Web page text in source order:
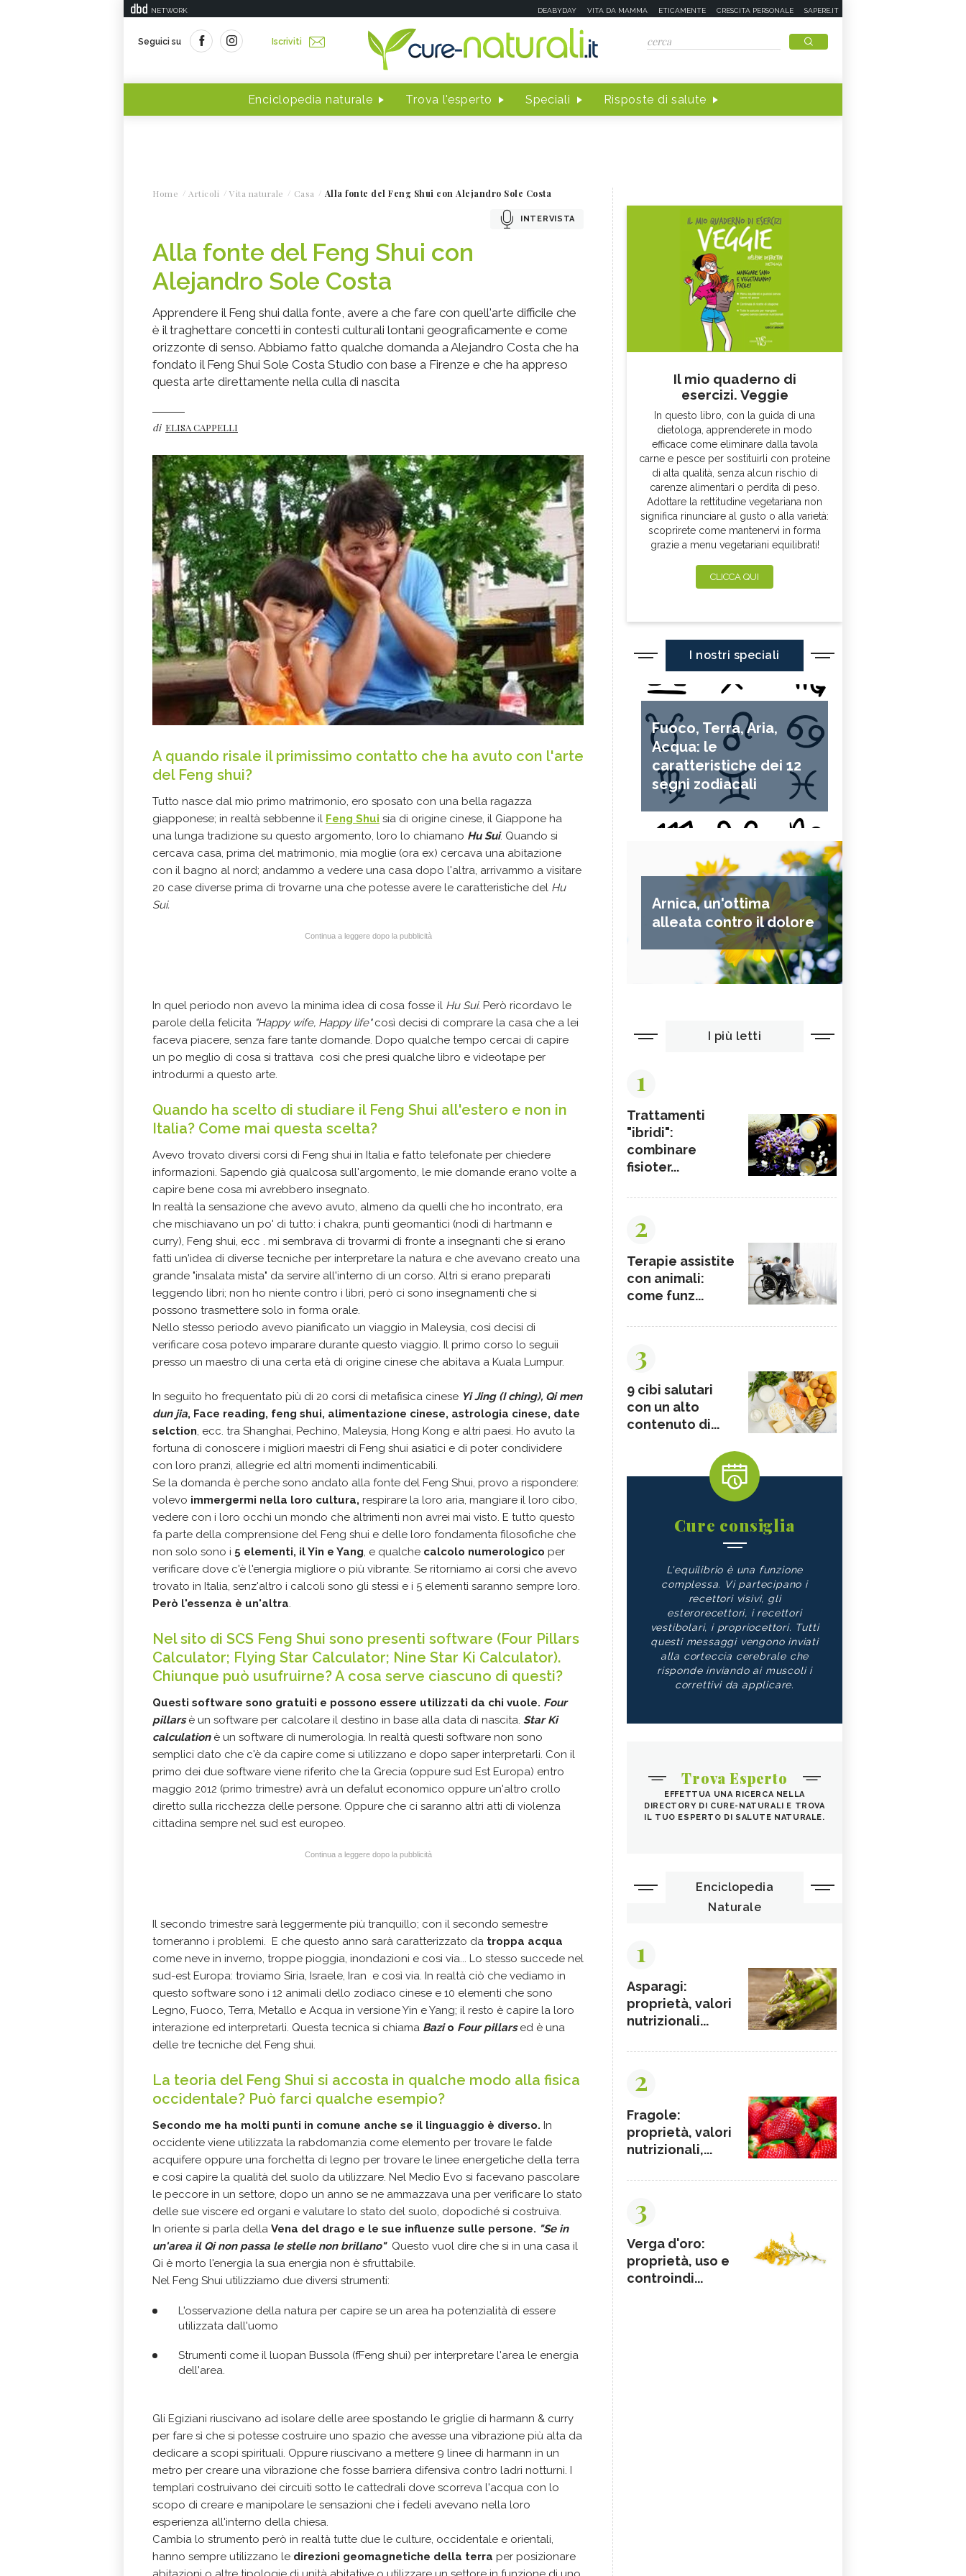
NETWORK DEABYDAY VITA DA MAMMA ETICAMENTE CRESCITA PERSONALE SAPERE.IT
Seguici su Iscriviti
Enciclopedia naturale Trova l'esperto Speciali Risposte di salute
Home Articoli Vita naturale Casa Alla fonte del Feng Shui con Alejandro Sole Costa
INTERVISTA
Alla fonte del Feng Shui con
Alejandro Sole Costa
Apprendere il Feng shui dalla fonte, avere a che fare con quell'arte difficile che
è il traghettare concetti in contesti culturali lontani geograficamente e come
orizzonte di senso. Abbiamo fatto qualche domanda a Alejandro Costa che ha
fondato il Feng Shui Sole Costa Studio con base a Firenze e che ha appreso
questa arte direttamente nella culla di nascita
di ELISA CAPPELLI
A quando risale il primissimo contatto che ha avuto con l'arte
del Feng shui?
Tutto nasce dal mio primo matrimonio, ero sposato con una bella ragazza
giapponese; in realtà sebbenne il Feng Shui sia di origine cinese, il Giappone ha
una lunga tradizione su questo argomento, loro lo chiamano Hu Sui. Quando si
cercava casa, prima del matrimonio, mia moglie (ora ex) cercava una abitazione
con il bagno al nord; andammo a vedere una casa dopo l'altra, arrivammo a visitare
20 case diverse prima di trovarne una che potesse avere le caratteristiche del Hu
Sui.
Continua a leggere dopo la pubblicità
In quel periodo non avevo la minima idea di cosa fosse il Hu Sui. Però ricordavo le
parole della felicita "Happy wife, Happy life"così decisi di comprare la casa che a lei
faceva piacere, senza fare tante domande. Dopo qualche tempo cercai di capire
un po meglio di cosa si trattava cosi che presi qualche libro e videotape per
introdurmi a questo arte.
Quando ha scelto di studiare il Feng Shui all'estero e non in
Italia? Come mai questa scelta?
Avevo trovato diversi corsi di Feng shui in Italia e fatto telefonate per chiedere
informazioni. Sapendo già qualcosa sull'argomento, le mie domande erano volte a
capire bene cosa mi avrebbero insegnato.
In realtà la sensazione che avevo avuto, almeno da quelli che ho incontrato, era
che mischiavano un po' di tutto: i chakra, punti geomantici (nodi di hartmann e
curry), Feng shui, ecc . mi sembrava di trovarmi di fronte a insegnanti che si erano
fatti un'idea di diverse tecniche per interpretare la natura e che avevano creato una
grande "insalata mista" da servire all'interno di un corso. Altri si erano preparati
leggendo libri; non ho niente contro i libri, però ci sono insegnamenti che si
possono trasmettere solo in forma orale.
Nello stesso periodo avevo pianificato un viaggio in Maleysia, così decisi di
verificare cosa potevo imparare durante questo viaggio. Il primo corso lo seguii
presso un maestro di una certa età di origine cinese che abitava a Kuala Lumpur.
In seguito ho frequentato più di 20 corsi di metafisica cinese Yi Jing (I ching), Qi men
dun jia, Face reading, feng shui, alimentazione cinese, astrologia cinese, date
selction, ecc. tra Shanghai, Pechino, Maleysia, Hong Kong e altri paesi. Ho avuto la
fortuna di conoscere i migliori maestri di Feng shui asiatici e di poter condividere
con loro pranzi, allegrie ed altri momenti indimenticabili.
Se la domanda è perche sono andato alla fonte del Feng Shui, provo a rispondere:
volevo immergermi nella loro cultura, respirare la loro aria, mangiare il loro cibo,
vedere con i loro occhi un mondo che altrimenti non avrei mai visto. E tutto questo
fa parte della comprensione del Feng shui e delle loro fondamenta filosofiche che
non solo sono i 5 elementi, il Yin e Yang, e qualche calcolo numerologico per
verificare dove c'è l'energia migliore o più vibrante. Se ritorniamo ai corsi che avevo
trovato in Italia, senz'altro i calcoli sono gli stessi e i 5 elementi saranno sempre loro.
Però l'essenza è un'altra.
Nel sito di SCS Feng Shui sono presenti software (Four Pillars
Calculator; Flying Star Calculator; Nine Star Ki Calculator).
Chiunque può usufruirne? A cosa serve ciascuno di questi?
Questi software sono gratuiti e possono essere utilizzati da chi vuole. Four
pillarsè un software per calcolare il destino in base alla data di nascita. Star Ki
calculationè un software di numerologia. In realtà questi software non sono
semplici dato che c'è da capire come si utilizzano e dopo saper interpretarli. Con il
primo dei due software viene riferito che la Grecia (oppure sud Est Europa) entro
maggio 2012 (primo trimestre) avrà un defalut economico oppure un'altro crollo
diretto sulla ricchezza delle persone. Oppure che ci saranno altri atti di violenza
cittadina sempre nel sud est europeo.
Continua a leggere dopo la pubblicità
Il secondo trimestre sarà leggermente più tranquillo; con il secondo semestre
torneranno i problemi. E che questo anno sarà caratterizzato da troppa acqua
come neve in inverno, troppe pioggia, inondazioni e cosi via... Lo stesso succede nel
sud-est Europa: troviamo Siria, Israele, Iran e così via. In realtà ciò che vediamo in
questo software sono i 12 animali dello zodiaco cinese e 10 elementi che sono
Legno, Fuoco, Terra, Metallo e Acqua in versione Yin e Yang; il resto è capire la loro
interazione ed interpretarli. Questa tecnica si chiama Bazio Four pillarsed è una
delle tre tecniche del Feng shui.
La teoria del Feng Shui si accosta in qualche modo alla fisica
occidentale? Può farci qualche esempio?
Secondo me ha molti punti in comune anche se il linguaggio è diverso. In
occidente viene utilizzata la rabdomanzia come elemento per trovare le falde
acquifere oppure una forchetta di legno per trovare le linee energetiche della terra
e cosi capire la qualità del suolo da utilizzare. Nel Medio Evo si facevano pascolare
le peccore in un settore, dopo un anno se ne ammazzava una per verificare lo stato
delle sue viscere ed organi e valutare lo stato del suolo, dopodiché si costruiva.
In oriente si parla della Vena del drago e le sue influenze sulle persone. "Se in
un'area il Qi non passa le stelle non brillano"Questo vuol dire che si in una casa il
Qi è morto l'energia la sua energia non è sfruttabile.
Nel Feng Shui utilizziamo due diversi strumenti:
L'osservazione della natura per capire se un area ha potenzialità di essere
utilizzata dall'uomo
Strumenti come il luopan Bussola (fFeng shui) per interpretare l'area le energia
dell'area.
Gli Egiziani riuscivano ad isolare delle aree spostando le griglie di harmann & curry
per fare sì che si potesse costruire uno spazio che avesse una vibrazione più alta da
dedicare a scopi spirituali. Oppure riuscivano a mettere 9 linee di harmann in un
metro per creare una vibrazione che fosse barriera difensiva contro ladri notturni. I
templari costruivano dei circuiti sotto le cattedrali dove scorreva l'acqua con lo
scopo di creare e manipolare le sensazioni che i fedeli avevano nella loro
esperienza all'interno della chiesa.
Cambia lo strumento però in realtà tutte due le culture, occidentale e orientali,
hanno sempre utilizzano le direzioni geomagnetiche della terra per posizionare
Il mio quaderno di
esercizi. Veggie
In questo libro, con la guida di una
dietologa, apprenderete in modo
efficace come eliminare dalla tavola
carne e pesce per sostituirli con proteine
di alta qualità, senza alcun rischio di
carenze alimentari o perdita di peso.
Adottare la rettitudine vegetariana non
significa rinunciare al gusto o alla varietà:
scoprirete come mantenervi in forma
grazie a menu vegetariani equilibrati!
CLICCA QUI
I nostri speciali
Fuoco, Terra, Aria,
Acqua: le
caratteristiche dei 12
segni zodiacali
Arnica, un'ottima
alleata contro il dolore
I più letti
1
Trattamenti
"ibridi":
combinare
fisioter...
2
Terapie assistite
con animali:
come funz...
3
9 cibi salutari
con un alto
contenuto di...
Cure consiglia
L'equilibrio è una funzione
complessa. Vi partecipano i
recettori visivi, gli
esterorecettori, i recettori
vestibolari, i propriocettori. Tutti
questi messaggi vengono inviati
alla corteccia cerebrale che
risponde inviando ai muscoli i
correttivi da applicare.
Trova Esperto
EFFETTUA UNA RICERCA NELLA
DIRECTORY DI CURE-NATURALI E TROVA
IL TUO ESPERTO DI SALUTE NATURALE.
Enciclopedia
Naturale
1
Asparagi:
proprietà, valori
nutrizionali...
2
Fragole:
proprietà, valori
nutrizionali,...
3
Verga d'oro:
proprietà, uso e
controindi...